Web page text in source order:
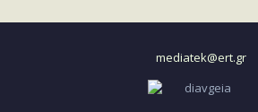
mediatek@ert.gr